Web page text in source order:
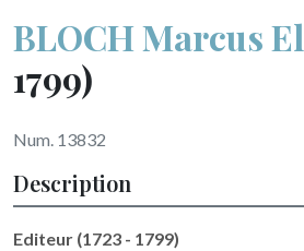
BLOCH Marcus
1799)
Num. 13832
Description
Editeur (1723 - 1799)